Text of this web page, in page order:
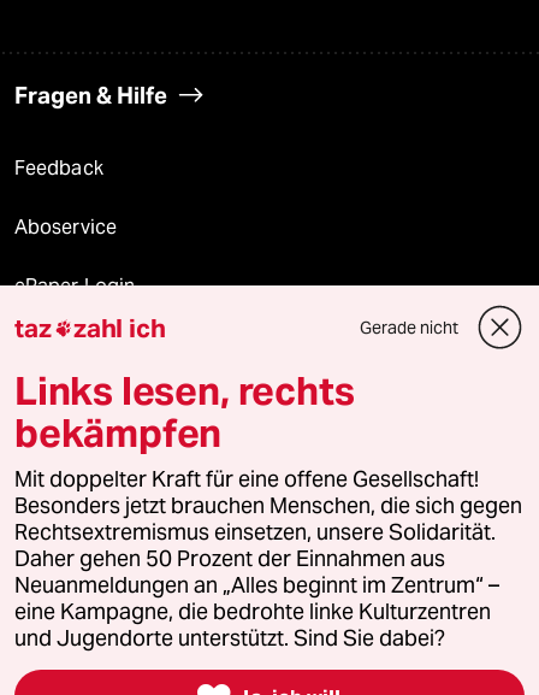
Fragen & Hilfe
Feedback
Aboservice
ePaper Login
Downloads für Abonnierende
© 2026 taz Verlags und Vertriebs GmbH
Alle Rechte vorbehalten. Bei rechtlichen Fragen oder für Genehmigungen
wenden Sie sich bitte an
lizenzen@taz.de
Feedback Redaktionsstatut Kommune-Richtlinien
Leitlinie Informant Datenschutz Impressum AGB
Seitenwende Einwilligungen widerrufen (Ads)
taz zahl ich Gerade nicht
Links lesen, rechts
bekämpfen
Mit doppelter Kraft für eine offene Gesellschaft!
Besonders jetzt brauchen Menschen, die sich gegen
Rechtsextremismus einsetzen, unsere Solidarität.
Daher gehen 50 Prozent der Einnahmen aus
Neuanmeldungen an „Alles beginnt im Zentrum“ –
eine Kampagne, die bedrohte linke Kulturzentren
und Jugendorte unterstützt. Sind Sie dabei?